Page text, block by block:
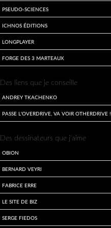
Pseudo-sciences
Ichnos Éditions
LongPlayer
Forge des 3 Marteaux
Des liens que je conseille
Andrey Tkachenko
Passe l'overdrive, va voir otherdrive !
Des dessinateurs que j'aime
Obion
Bernard Veyri
Fabrice Erre
Le site de Biz
Serge Fiedos